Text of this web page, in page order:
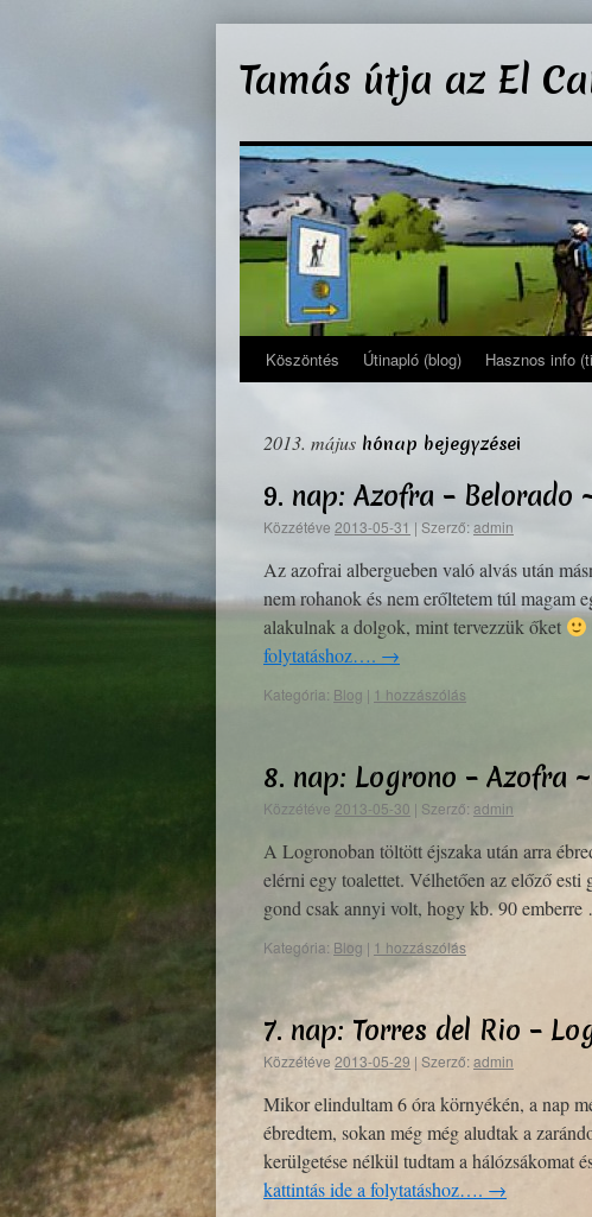
tartalomba
Tamás útja az El
Köszöntés Útinapló (blog) Hasznos info
2013. május hónap bejegyzései
9. nap: Azofra – Belorado
Közzétéve 2013-05-31 | Szerző:admin
Az azofrai albergueben való alvás után
nem rohanok és nem erőltetem túl magam
alakulnak a dolgok, mint tervezzük őket
folytatáshoz…. →
Kategória: Blog | 1 hozzászólás
8. nap: Logrono – Azofra
Közzétéve 2013-05-30 | Szerző: admin
A Logronoban töltött éjszaka után arra
elérni egy toalettet. Vélhetően az előző esti
gond csak annyi volt, hogy kb. 90
Kategória: Blog | 1 hozzászólás
7. nap: Torres del Rio –
Közzétéve 2013-05-29 | Szerző:admin
Mikor elindultam 6 óra környékén, a nap
ébredtem, sokan még még aludtak a
kerülgetése nélkül tudtam a hálózsákomat
kattintás ide a folytatáshoz…. →